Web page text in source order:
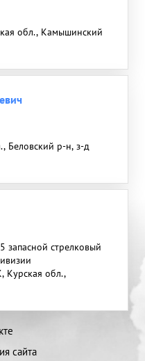
обл., Камышинский
Беловский р-н, з-д
запасной стрелковый
Курская обл.,
сайта